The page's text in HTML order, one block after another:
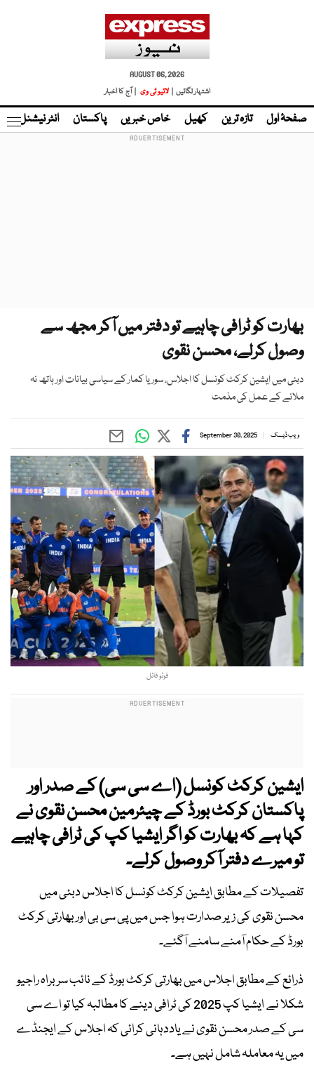
AUGUST 06, 2026
اشتہار لگائیں |
لائیو ٹی وی | آج کا اخبار
صفحۂ اول تازہ ترین کھیل خاص خبریں پاکستان انٹر نیشنل
بھارت کو ٹرافی چاہیے تو دفتر میں آکر مجھ سے
وصول کرلے، محسن نقوی
دبئی میں ایشین کرکٹ کونسل کا اجلاس، سوریا کمار کے سیاسی بیانات اور ہاتھ نہ
ملانے کے عمل کی مذمت
ویب ڈیسک September 30, 2025
فوٹو فائل
ایشین کرکٹ کونسل (اے سی سی) کے صدر اور
پاکستان کرکٹ بورڈ کے چیئرمین محسن نقوی نے
کہا ہے کہ بھارت کو اگر ایشیا کپ کی ٹرافی چاہیے
تو میرے دفتر آکر وصول کرلے۔
تفصیلات کے مطابق ایشین کرکٹ کونسل کا اجلاس دبئی میں
محسن نقوی کی زیر صدارت ہوا جس میں پی سی بی اور بھارتی کرکٹ
بورڈ کے حکام آمنے سامنے آگئے۔
ذرائع کے مطابق اجلاس میں بھارتی کرکٹ بورڈ کے نائب سربراہ راجیو
شکلا نے ایشیا کپ 2025 کی ٹرافی دینے کا مطالبہ کیا تو اے سی
سی کے صدر محسن نقوی نے یاددہانی کرائی کہ اجلاس کے ایجنڈے
میں یہ معاملہ شامل نہیں ہے۔